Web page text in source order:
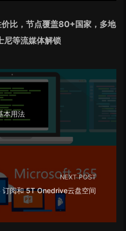
，节点覆盖80+国家，多地
尼等流媒体解锁
本用法
NEXT POST
阅和 5T Onedrive云盘空间